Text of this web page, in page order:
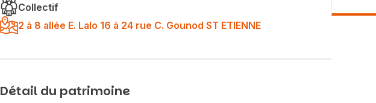
Vous recherchez&nbsp;:
Collectif
2 à 8 allée E. Lalo 16 à 24 rue C. Gounod ST ETIENNE
Détail du patrimoine